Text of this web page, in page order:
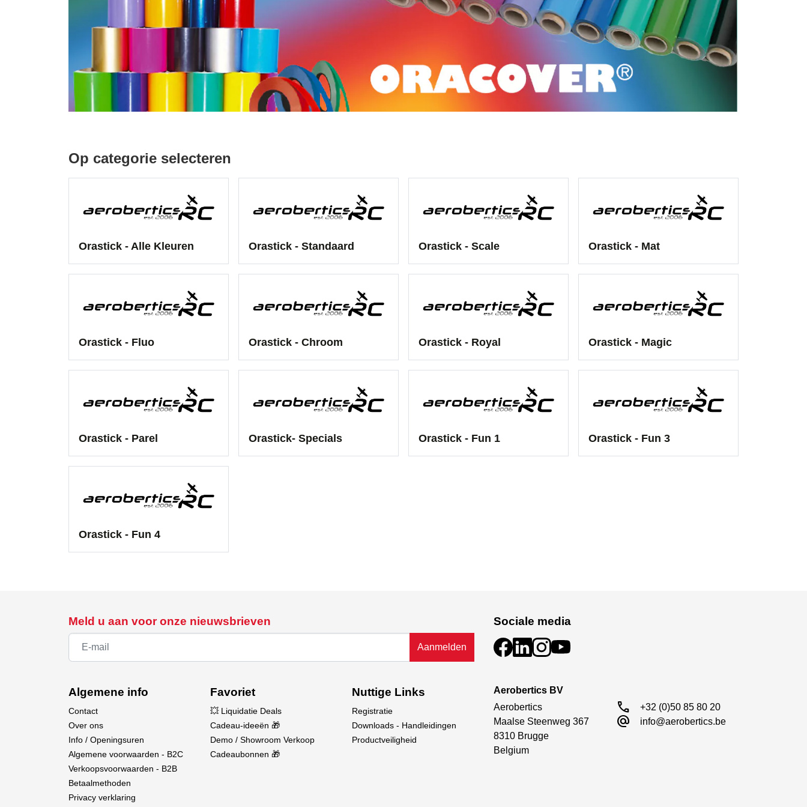
Op categorie selecteren
Orastick - Alle Kleuren Orastick - Standaard Orastick - Scale Orastick - Mat
Orastick - Fluo Orastick - Chroom Orastick - Royal Orastick - Magic
Orastick - Parel Orastick- Specials Orastick - Fun 1 Orastick - Fun 3
Orastick - Fun 4
Meld u aan voor onze nieuwsbrieven
Aanmelden
Sociale media
Algemene info
Contact
Over ons
Info / Openingsuren
Algemene voorwaarden - B2C
Verkoopsvoorwaarden - B2B
Betaalmethoden
Privacy verklaring
Favoriet
💥 Liquidatie Deals
Cadeau-ideeën 🎁
Demo / Showroom Verkoop
Cadeaubonnen 🎁
Nuttige Links
Registratie
Downloads - Handleidingen
Productveiligheid
Aerobertics BV
Aerobertics
Maalse Steenweg 367
8310 Brugge
Belgium
call +32 (0)50 85 80 20
alternate_email info@aerobertics.be